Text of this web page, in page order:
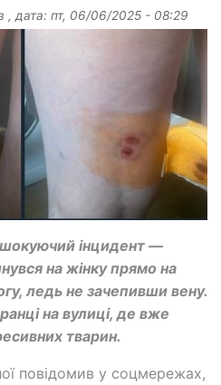
, дата: пт, 06/06/2025 - 08:29
інцидент —
на жінку прямо на
ледь не зачепивши вену.
на вулиці, де вже
тварин.
повідомив у соцмережах,